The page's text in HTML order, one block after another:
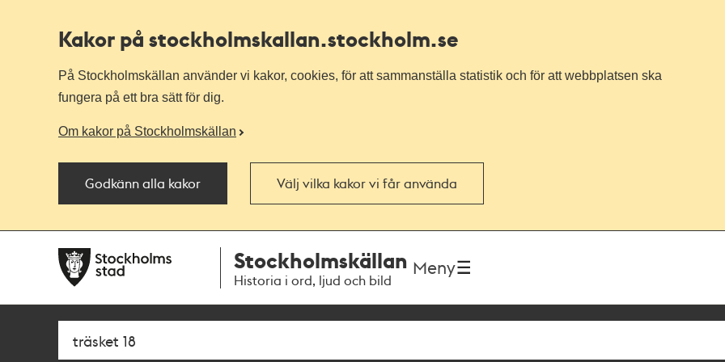
Kakor på stockholmskallan.stockholm.se
På Stockholmskällan använder vi kakor, cookies, för att sammanställa statistik och för att webbplatsen ska
fungera på ett bra sätt för dig.
Om kakor på Stockholmskällan
Godkänn alla kakor Välj vilka kakor vi får använda
navigationen
huvudinnehållet
Stockholmskällan
Historia i ord, ljud och bild
Meny
Sök